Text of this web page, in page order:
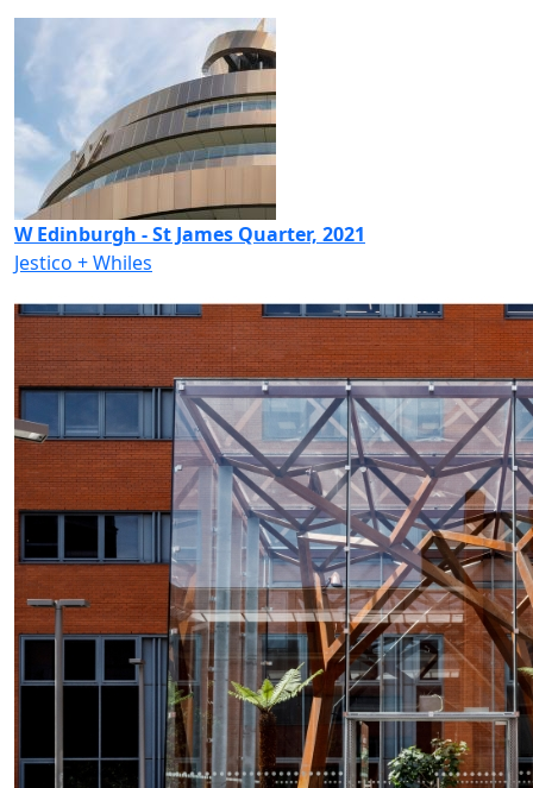
W Edinburgh - St James Quarter, 2021
Jestico + Whiles